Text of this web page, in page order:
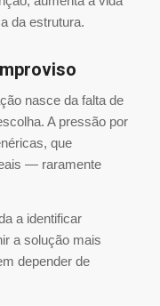
da estrutura.
nasce da falta de
A pressão por
que
— raramente
a identificar
a solução mais
depender de